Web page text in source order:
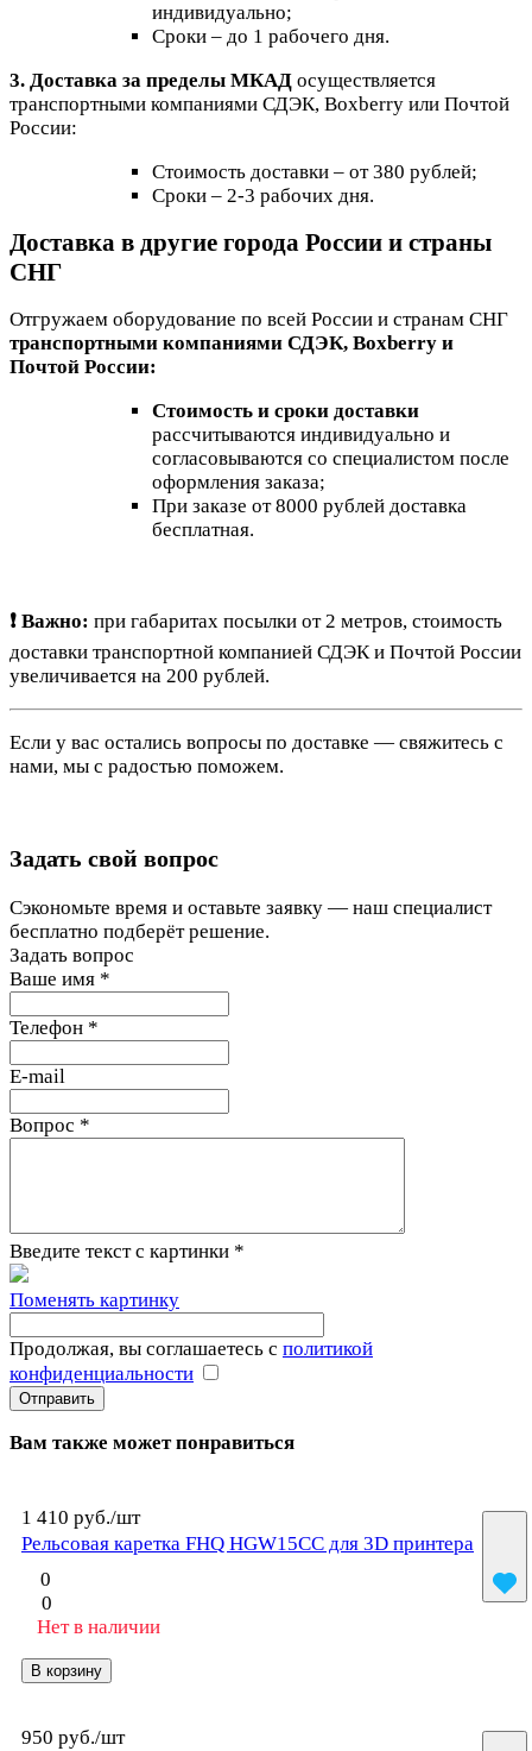
индивидуально;
Сроки – до 1 рабочего дня.
3. Доставка за пределы МКАД осуществляется
транспортными компаниями СДЭК, Boxberry или Почтой
России:
Стоимость доставки – от 380 рублей;
Сроки – 2-3 рабочих дня.
Доставка в другие города России и страны
СНГ
Отгружаем оборудование по всей России и странам СНГ
транспортными компаниями СДЭК, Boxberry и
Почтой России:
Стоимость и сроки доставки
рассчитываются индивидуально и
согласовываются со специалистом после
оформления заказа;
При заказе от 8000 рублей доставка
бесплатная.
❗ Важно: при габаритах посылки от 2 метров, стоимость
доставки транспортной компанией СДЭК и Почтой России
увеличивается на 200 рублей.
Если у вас остались вопросы по доставке — свяжитесь с
нами, мы с радостью поможем.
Задать свой вопрос
Сэкономьте время и оставьте заявку — наш специалист
бесплатно подберёт решение.
Задать вопрос
Ваше имя *
Телефон *
E-mail
Вопрос *
Введите текст с картинки *
Поменять картинку
Продолжая, вы соглашаетесь с политикой
конфиденциальности
Вам также может понравиться
1 410 руб./шт
Рельсовая каретка FHQ HGW15CC для 3D принтера
0
0
Нет в наличии
В корзину
950 руб./шт